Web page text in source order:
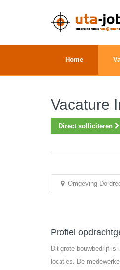
Home
Vacature
Direct solliciteren
Omgeving
Profiel
Dit grote bouwbedrijf is
locaties. De